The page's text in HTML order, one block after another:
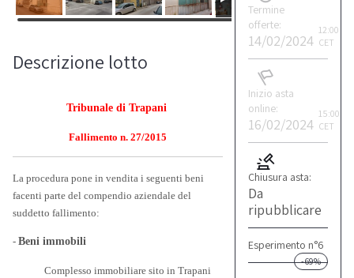
Termine
offerte:
14/02/2024
12:00
CET
Inizio asta
online:
16/02/2024
15:00
CET
Chiusura asta:
Da
ripubblicare
Esperimento n°6
-69%
Descrizione lotto
Tribunale di Trapani
Fallimento n. 27/2015
La procedura pone in vendita i seguenti beni
facenti parte del compendio aziendale del
suddetto fallimento:
- Beni immobili
Complesso immobiliare sito in Trapani